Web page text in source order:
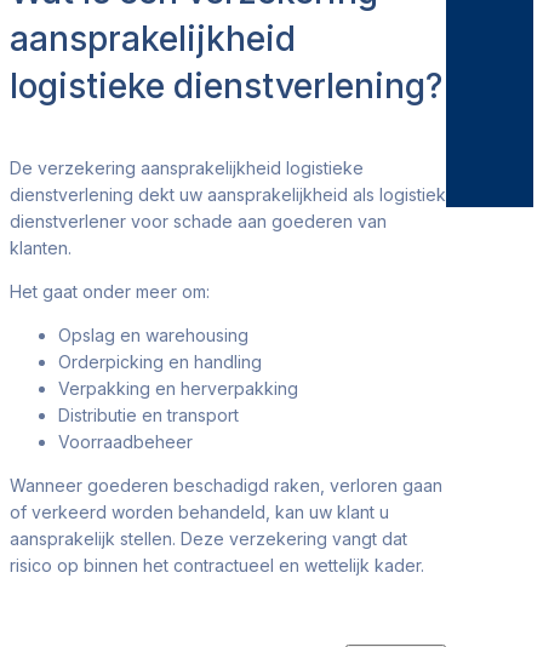
aansprakelijkheid
logistieke dienstverlening?
De verzekering aansprakelijkheid logistieke
dienstverlening dekt uw aansprakelijkheid als logistiek
dienstverlener voor schade aan goederen van
klanten.
Het gaat onder meer om:
Opslag en warehousing
Orderpicking en handling
Verpakking en herverpakking
Distributie en transport
Voorraadbeheer
Wanneer goederen beschadigd raken, verloren gaan
of verkeerd worden behandeld, kan uw klant u
aansprakelijk stellen. Deze verzekering vangt dat
risico op binnen het contractueel en wettelijk kader.